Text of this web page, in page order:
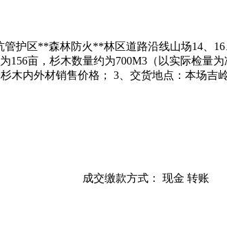
护区**森林防火**林区道路沿线山场14、16
156亩，杉木数量约为700M3（以实际检量
木内外材销售价格； 3、交货地点：本场
成交缴款方式： 现金 转账